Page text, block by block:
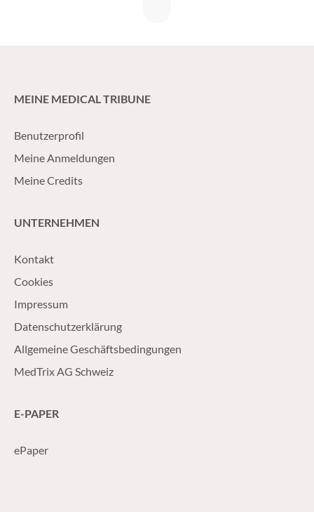
MEINE MEDICAL TRIBUNE
Benutzerprofil
Meine Anmeldungen
Meine Credits
UNTERNEHMEN
Kontakt
Cookies
Impressum
Datenschutzerklärung
Allgemeine Geschäftsbedingungen
MedTrix AG Schweiz
E-PAPER
ePaper